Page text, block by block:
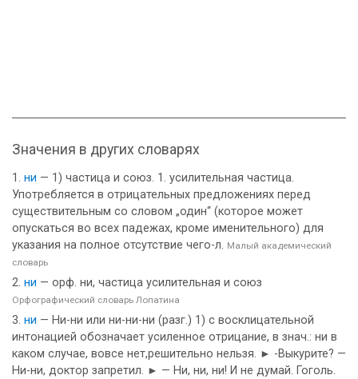
Значения в других словарях
ни — 1) частица и союз. 1. усилительная частица.
Употребляется в отрицательных предложениях перед
существительным со словом „один“ (которое может
опускаться во всех падежах, кроме именительного) для
указания на полное отсутствие чего-л. Малый академический
словарь
ни — орф. ни, частица усилительная и союз
Орфографический словарь Лопатина
ни — Ни-ни или ни-ни-ни (разг.) 1) с восклицательной
интонацией обозначает усиленное отрицание, в знач.: ни в
каком случае, вовсе нет,решительно нельзя. ► -Выкурите? —
Ни-ни, доктор запретил. ► — Ни, ни, ни! И не думай. Гоголь.